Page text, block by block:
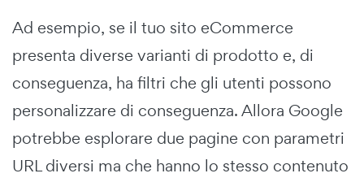
Ad esempio, se il tuo sito eCommerce
presenta diverse varianti di prodotto e, di
conseguenza, ha filtri che gli utenti possono
personalizzare di conseguenza. Allora Google
potrebbe esplorare due pagine con parametri
URL diversi ma che hanno lo stesso contenuto